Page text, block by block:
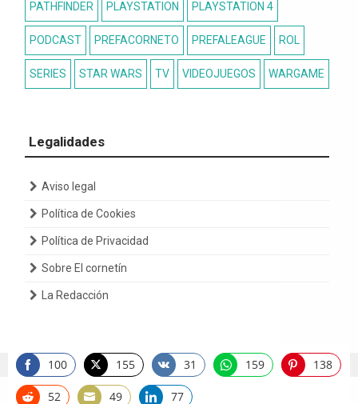
PATHFINDER PLAYSTATION PLAYSTATION 4
PODCAST PREFACORNETO PREFALEAGUE ROL
SERIES STAR WARS TV VIDEOJUEGOS WARGAME
Legalidades
Aviso legal
Política de Cookies
Política de Privacidad
Sobre El cornetín
La Redacción
Copyright 2022 by El Cornetín de Gondor
100
Share
on
155
Share
on
31
Share
on
159
Share
138
Share
52 49 77